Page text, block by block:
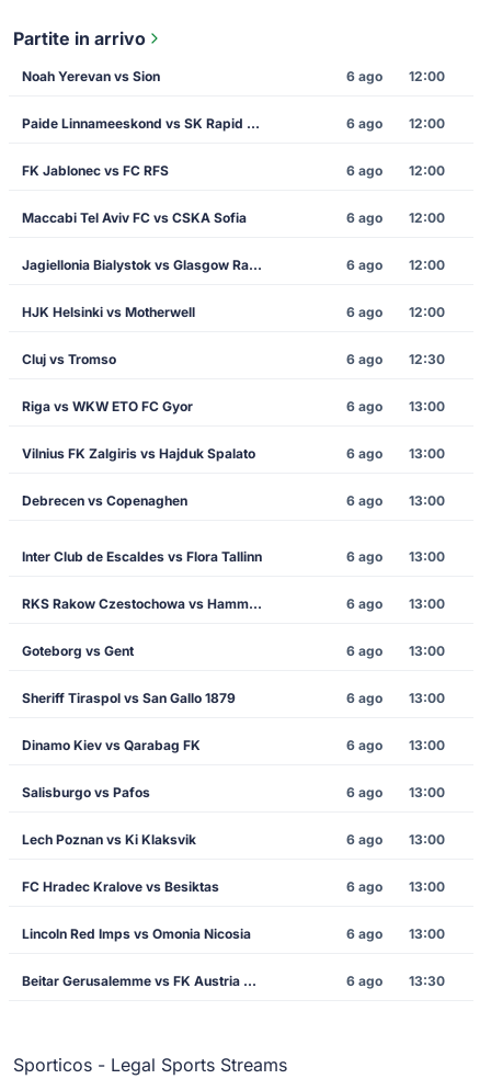
Partite in arrivo
Noah Yerevan vs Sion 6 ago 12:00
Paide Linnameeskond vs SK Rapid Vienna 6 ago 12:00
FK Jablonec vs FC RFS 6 ago 12:00
Maccabi Tel Aviv FC vs CSKA Sofia 6 ago 12:00
Jagiellonia Bialystok vs Glasgow Rangers 6 ago 12:00
HJK Helsinki vs Motherwell 6 ago 12:00
Cluj vs Tromso 6 ago 12:30
Riga vs WKW ETO FC Gyor 6 ago 13:00
Vilnius FK Zalgiris vs Hajduk Spalato 6 ago 13:00
Debrecen vs Copenaghen 6 ago 13:00
Inter Club de Escaldes vs Flora Tallinn 6 ago 13:00
RKS Rakow Czestochowa vs Hammarby 6 ago 13:00
Goteborg vs Gent 6 ago 13:00
Sheriff Tiraspol vs San Gallo 1879 6 ago 13:00
Dinamo Kiev vs Qarabag FK 6 ago 13:00
Salisburgo vs Pafos 6 ago 13:00
Lech Poznan vs Ki Klaksvik 6 ago 13:00
FC Hradec Kralove vs Besiktas 6 ago 13:00
Lincoln Red Imps vs Omonia Nicosia 6 ago 13:00
Beitar Gerusalemme vs FK Austria Wien 6 ago 13:30
Sporticos - Legal Sports Streams